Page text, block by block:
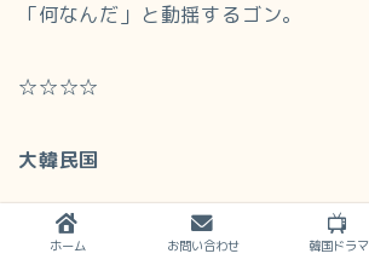
「何なんだ」と動揺するゴン。
☆☆☆☆
大韓民国
イ・リムの元に手下がやってくる。
ホーム お問い合わせ 韓国ドラマ